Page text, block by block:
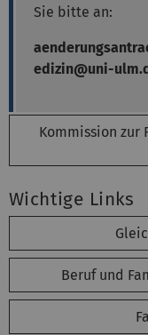
Sie bitte an:
edizin@uni-
Kommission zur
Wichtige Links
Beruf und